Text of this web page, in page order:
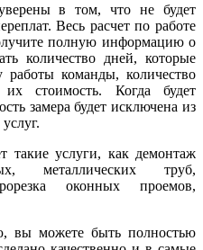
в том, что не будет
Весь расчет по работе
полную информацию о
количество дней, которые
работы команды, количество
стоимость. Когда будет
замера будет исключена из
услуги, как демонтаж
металлических труб,
оконных проемов,
вы можете быть полностью